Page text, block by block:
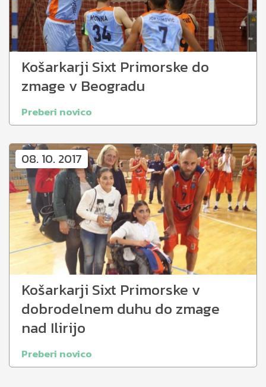
Košarkarji Sixt Primorske do
zmage v Beogradu
Preberi novico
08. 10. 2017
Košarkarji Sixt Primorske v
dobrodelnem duhu do zmage
nad Ilirijo
Preberi novico